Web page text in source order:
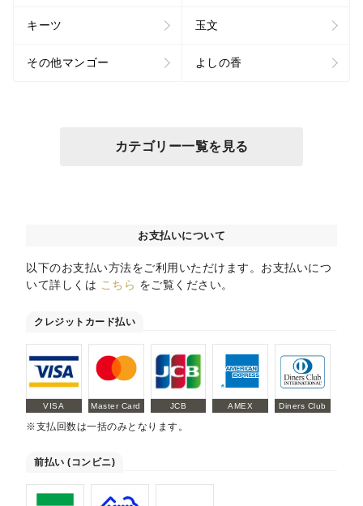
キーツ 玉文
その他マンゴー よしの香
カテゴリー一覧を見る
お支払いについて
以下のお支払い方法をご利用いただけます。お支払いにつ
いて詳しくは こちら をご覧ください。
クレジットカード払い
VISA Master Card JCB AMEX Diners Club
※支払回数は一括のみとなります。
前払い (コンビニ)